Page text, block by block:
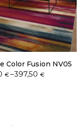
Color Fusion NV05
€–397,50 €